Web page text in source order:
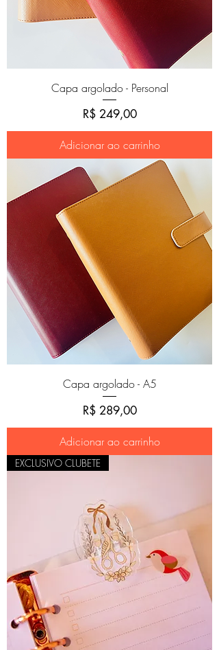
Capa argolado - Personal
Preço
R$ 249,00
Adicionar ao carrinho
Capa argolado - A5
Preço
R$ 289,00
Adicionar ao carrinho
EXCLUSIVO CLUBETE